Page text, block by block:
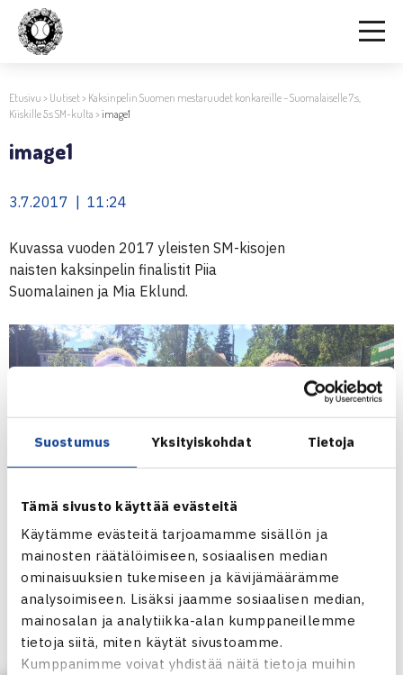
Suostumus Yksityiskohdat Tietoja
Tämä sivusto käyttää evästeitä
Käytämme evästeitä tarjoamamme sisällön ja
mainosten räätälöimiseen, sosiaalisen median
ominaisuuksien tukemiseen ja kävijämäärämme
analysoimiseen. Lisäksi jaamme sosiaalisen median,
mainosalan ja analytiikka-alan kumppaneillemme
tietoja siitä, miten käytät sivustoamme.
Kumppanimme voivat yhdistää näitä tietoja muihin
Etusivu > Uutiset> Kaksinpelin Suomen mestaruudet konkareille – Suomalaiselle 7:s,
Kiiskille 5:s SM-kulta >image1
image1
3.7.2017 | 11:24
Kuvassa vuoden 2017 yleisten SM-kisojen
naisten kaksinpelin finalistit Piia
Suomalainen ja Mia Eklund.
Jaa: